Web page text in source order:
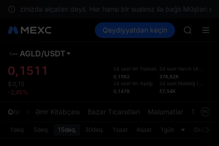
əlçatan deyil. Hər hansı bir sualınız ilə bağlı Müştəri
Bazarlar Spot Futures SPCX
Qeydiyyatdan keçin
SKYAI
HFT
SKYAI
ACE
UNITREE
Unitree
AGLD/USDT
0,1511
$ 0,15
-2,45%
24 saat Ən Yüksək
0,1562
24 saat Ən Aşağı
0,1478
24 saat Həcm (AGLD
376,62K
24 saat Məbləğ (
57,54K
Qrafik Əmr Kitabçası Bazar Ticarətləri Məlumatlar
1dəq. 5dəq. 15dəq. 30dəq. 1saat 4saat 1gün Orijinal